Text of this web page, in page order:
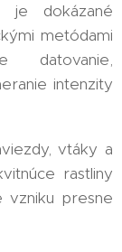
je dokázané
metódami
datovanie,
intenzity
vtáky a
rastliny
vzniku presne